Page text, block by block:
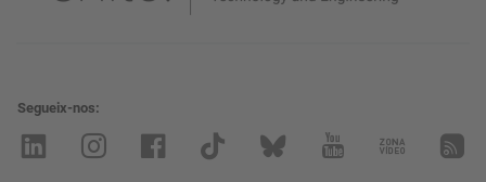
Segueix-nos